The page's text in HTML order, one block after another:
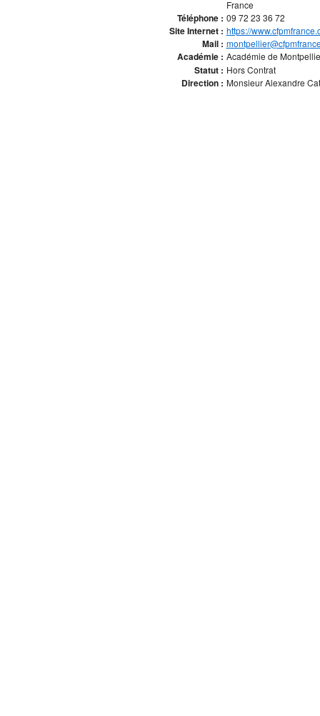
France
Téléphone : 09 72 23 36 72
Site Internet : https://
Mail :
Académie : Académie de
Statut : Hors Contrat
Direction : Monsieur Alexandre